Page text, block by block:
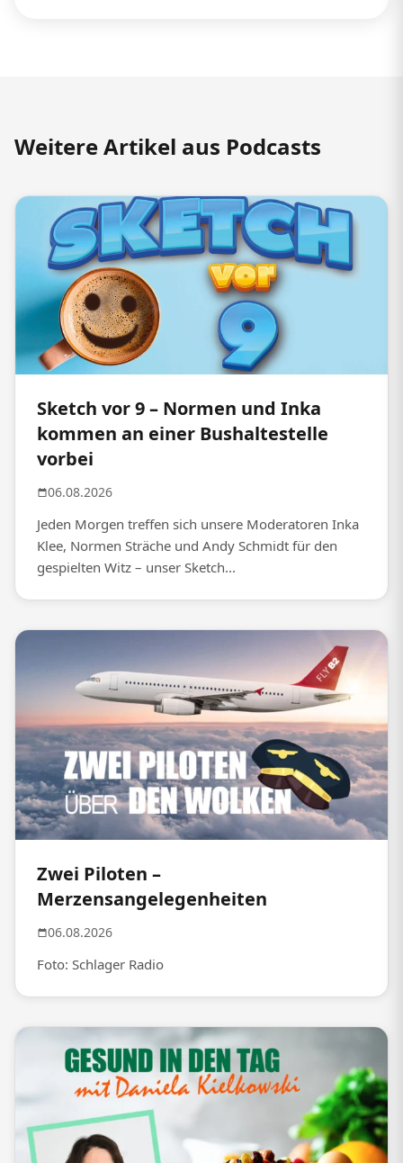
Weitere Artikel aus Podcasts
Sketch vor 9 – Normen und Inka
kommen an einer Bushaltestelle
vorbei
06.08.2026
Jeden Morgen treffen sich unsere Moderatoren Inka
Klee, Normen Sträche und Andy Schmidt für den
gespielten Witz – unser Sketch...
Zwei Piloten –
Merzensangelegenheiten
06.08.2026
Foto: Schlager Radio